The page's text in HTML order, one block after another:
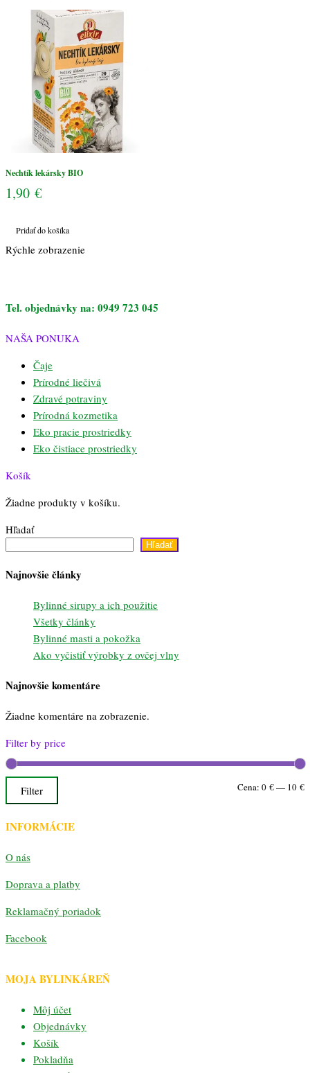
Nechtík lekársky BIO
1,90 €
Pridať do košíka
Rýchle zobrazenie
Tel. objednávky na: 0949 723 045
NAŠA PONUKA
Čaje
Prírodné liečivá
Zdravé potraviny
Prírodná kozmetika
Eko pracie prostriedky
Eko čistiace prostriedky
Košík
Žiadne produkty v košíku.
Hľadať
Hľadať
Najnovšie články
Bylinné sirupy a ich použitie
Všetky články
Bylinné masti a pokožka
Ako vyčistiť výrobky z ovčej vlny
Najnovšie komentáre
Žiadne komentáre na zobrazenie.
Filter by price
Filter Cena: 0 €— 10 €
INFORMÁCIE
O nás
Doprava a platby
Reklamačný poriadok
Facebook
MOJA BYLINKÁREŇ
Môj účet
Objednávky
Košík
Pokladňa